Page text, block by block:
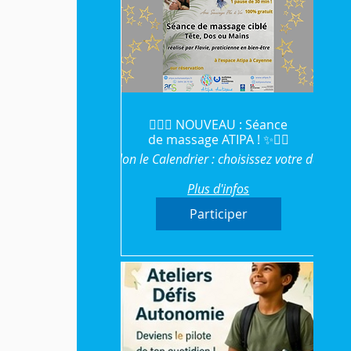
💆‍♀️✨ NOUVEAU : Séance
de massage ATIPA ! ✨💆‍♂️
Selon le Calendrier : choisissez votre date
Plus d'infos
Participer